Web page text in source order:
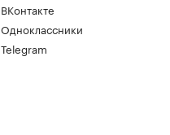
ВКонтакте
Одноклассники
Telegram